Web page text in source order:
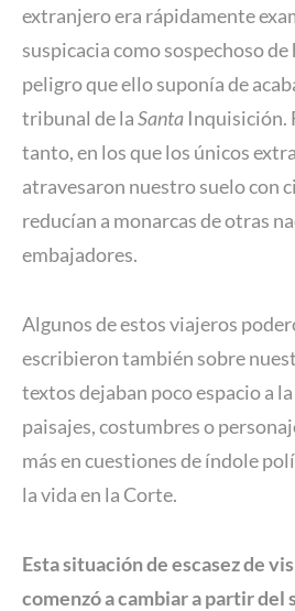
extranjero era rápidamente
suspicacia como sospechoso de
peligro que ello suponía de
tribunal de laSanta Inquisición.
tanto, en los que los únicos
atravesaron nuestro suelo con
reducían a monarcas de otras
embajadores.
Algunos de estos viajeros
escribieron también sobre
textos dejaban poco espacio a
paisajes, costumbres o
más en cuestiones de índole
la vida en la Corte.
Esta situación de escasez de
comenzó a cambiar a partir del